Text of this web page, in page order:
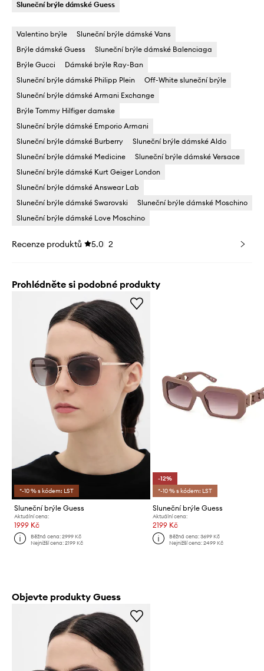
Sluneční brýle dámské Guess
Valentino brýle
Sluneční brýle dámské Vans
Brýle dámské Guess
Sluneční brýle dámské Balenciaga
Brýle Gucci
Dámské brýle Ray-Ban
Sluneční brýle dámské Philipp Plein
Off-White sluneční brýle
Sluneční brýle dámské Armani Exchange
Brýle Tommy Hilfiger damske
Sluneční brýle dámské Emporio Armani
Sluneční brýle dámské Burberry
Sluneční brýle dámské Aldo
Sluneční brýle dámské Medicine
Sluneční brýle dámské Versace
Sluneční brýle dámské Kurt Geiger London
Sluneční brýle dámské Answear Lab
Sluneční brýle dámské Swarovski
Sluneční brýle dámské Moschino
Sluneční brýle dámské Love Moschino
Recenze produktů 5.0 2
Prohlédněte si podobné produkty
*-10 % s kódem: LST
Sluneční brýle Guess
Aktuální cena:
1999 Kč
Běžná cena:2999 Kč
Nejnižší cena:2199 Kč
-12%
*-10 % s kódem: LST
Sluneční brýle Guess
Aktuální cena:
2199 Kč
Běžná cena: 3699 Kč
Nejnižší cena: 2499 Kč
Objevte produkty Guess